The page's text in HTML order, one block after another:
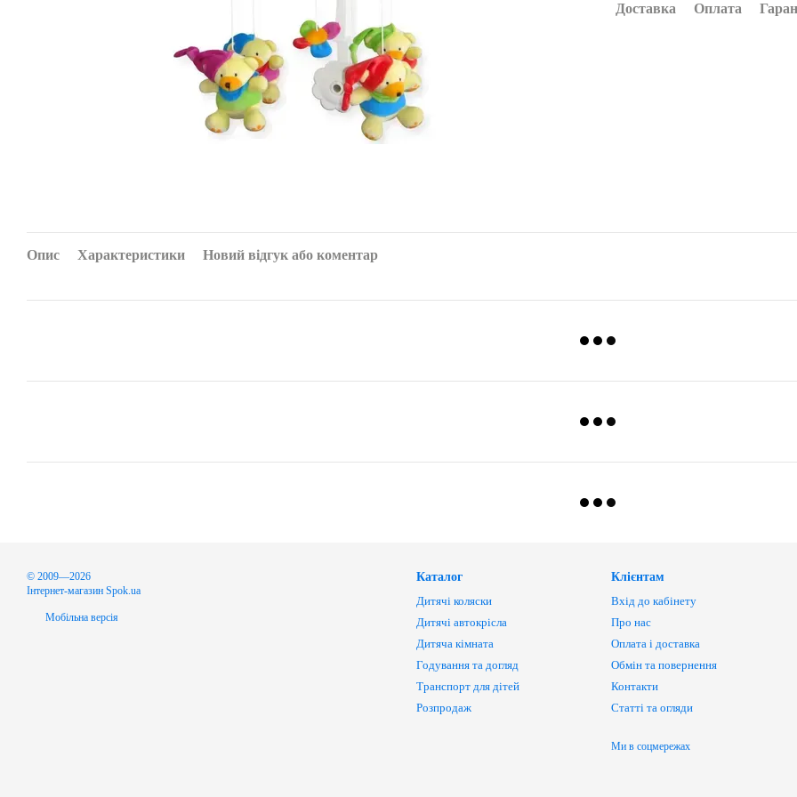
Доставка Оплата
Опис Характеристики Новий відгук або коментар
© 2009—2026
Інтернет-магазин Spok.ua
Мобільна версія
Каталог
Дитячі коляски
Дитячі автокрісла
Дитяча кімната
Годування та догляд
Транспорт для дітей
Розпродаж
Клієнтам
Вхід до кабінету
Про нас
Оплата і доставка
Обмін та повернення
Контакти
Статті та огляди
Ми в соцмережах